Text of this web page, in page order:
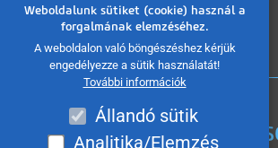
Weboldalunk sütiket (cookie) használ a
forgalmának elemzéséhez.
A weboldalon való böngészéshez kérjük
engedélyezze a sütik használatát!
További információk
Állandó sütik
Analitika/Elemzés
OLDALTÉRKÉP
ROVATOK
A MISKOLC TV KORÁBBI